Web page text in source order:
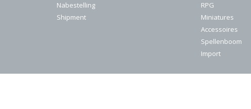
Nabestelling
Shipment
RPG
Miniatures
Accessoires
Spellenboom
Import